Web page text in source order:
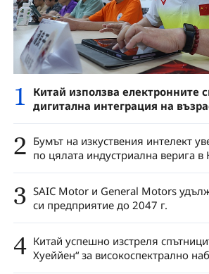
1
Китай използва електронните
дигитална интеграция на
2 Бумът на изкуствения интелект
по цялата индустриална верига в
3 SAIC Motor и General Motors
си предприятие до 2047 г.
4 Китай успешно изстреля
Хуеййен“ за високоспектрално